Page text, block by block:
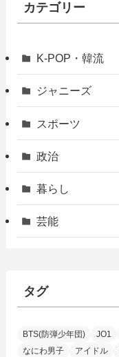
カテゴリー
K-POP・韓流
ジャニーズ
スポーツ
政治
暮らし
芸能
タグ
BTS(防弾少年団) JO1
なにわ男子
アイドル